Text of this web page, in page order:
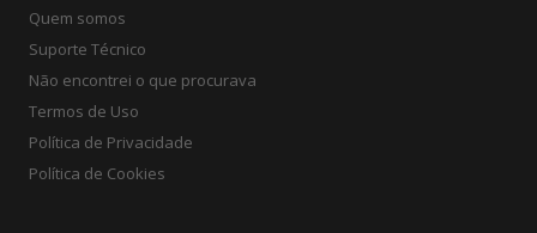
Quem somos
Suporte Técnico
Não encontrei o que procurava
Termos de Uso
Política de Privacidade
Política de Cookies